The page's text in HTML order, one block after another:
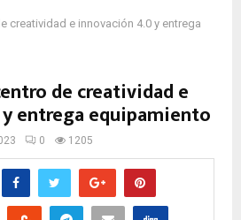
creatividad e innovación 4.0 y entrega
de creatividad e
entrega equipamiento
0 1205